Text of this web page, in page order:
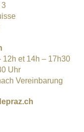
3
12h et 14h – 17h30
Uhr
Vereinbarung